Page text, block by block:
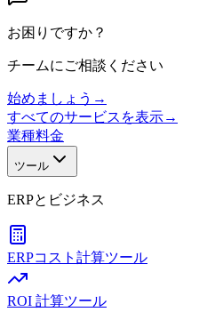
お困りですか？
チームにご相談ください
始めましょう →
すべてのサービスを表示→
業種料金
ツール
ERPとビジネス
ERPコスト計算ツール
ROI 計算ツール